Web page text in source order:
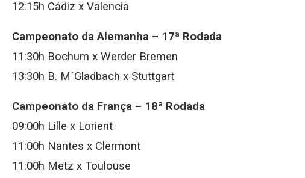
12:15h Cádiz x Valencia
Campeonato da Alemanha – 17ª Rodada
11:30h Bochum x Werder Bremen
13:30h B. M´Gladbach x Stuttgart
Campeonato da França – 18ª Rodada
09:00h Lille x Lorient
11:00h Nantes x Clermont
11:00h Metz x Toulouse